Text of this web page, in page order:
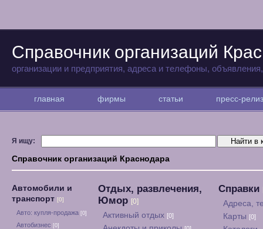
Справочник организаций
организации и предприятия, адреса и телефоны,
главная фирмы статьи пресс-
Я ищу:
Справочник организаций Краснодара
Автомобили и
транспорт [0]
Авто: купля-продажа [0]
Автобизнес [0]
Отдых, развлечения,
Юмор [0]
Активный отдых [0]
Справки
Адреса,
Карты [0]